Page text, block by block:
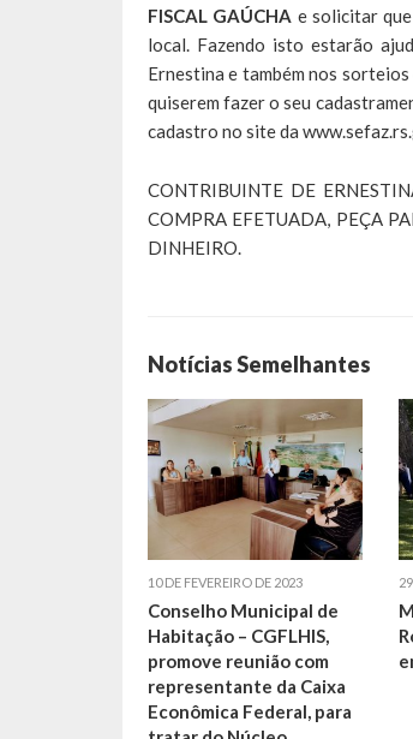
FISCAL GAÚCHA e solicitar
local. Fazendo isto estarão
Ernestina e também nos
quiserem fazer o seu
cadastro no site da
CONTRIBUINTE DE
COMPRA EFETUADA, PEÇA
DINHEIRO.
Notícias Semelhantes
10 DE FEVEREIRO DE 2023
Conselho Municipal de
Habitação – CGFLHIS,
promove reunião com
representante da Caixa
Econômica Federal, para